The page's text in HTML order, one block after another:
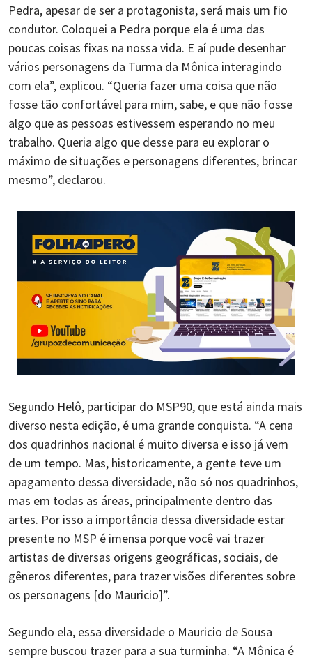
Pedra, apesar de ser a protagonista, será mais um fio
condutor. Coloquei a Pedra porque ela é uma das
poucas coisas fixas na nossa vida. E aí pude desenhar
vários personagens da Turma da Mônica interagindo
com ela”, explicou. “Queria fazer uma coisa que não
fosse tão confortável para mim, sabe, e que não fosse
algo que as pessoas estivessem esperando no meu
trabalho. Queria algo que desse para eu explorar o
máximo de situações e personagens diferentes, brincar
mesmo”, declarou.
Segundo Helô, participar do MSP90, que está ainda mais
diverso nesta edição, é uma grande conquista. “A cena
dos quadrinhos nacional é muito diversa e isso já vem
de um tempo. Mas, historicamente, a gente teve um
apagamento dessa diversidade, não só nos quadrinhos,
mas em todas as áreas, principalmente dentro das
artes. Por isso a importância dessa diversidade estar
presente no MSP é imensa porque você vai trazer
artistas de diversas origens geográficas, sociais, de
gêneros diferentes, para trazer visões diferentes sobre
os personagens [do Mauricio]”.
Segundo ela, essa diversidade o Mauricio de Sousa
sempre buscou trazer para a sua turminha. “A Mônica é